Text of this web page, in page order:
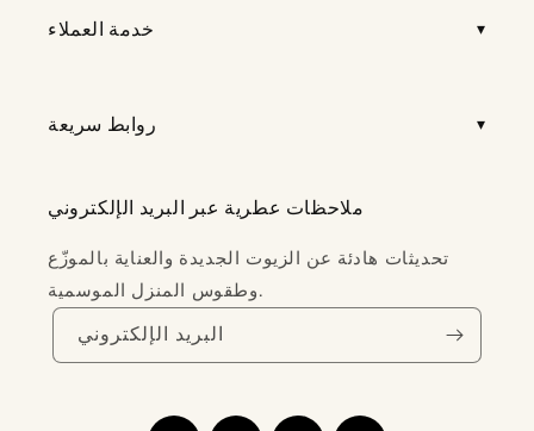
خدمة العملاء
روابط سريعة
ملاحظات عطرية عبر البريد الإلكتروني
تحديثات هادئة عن الزيوت الجديدة والعناية بالموزّع
وطقوس المنزل الموسمية.
البريد الإلكتروني